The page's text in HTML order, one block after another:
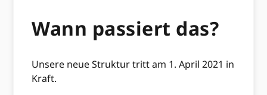
Wann passiert das?
Unsere neue Struktur tritt am 1. April 2021 in
Kraft.